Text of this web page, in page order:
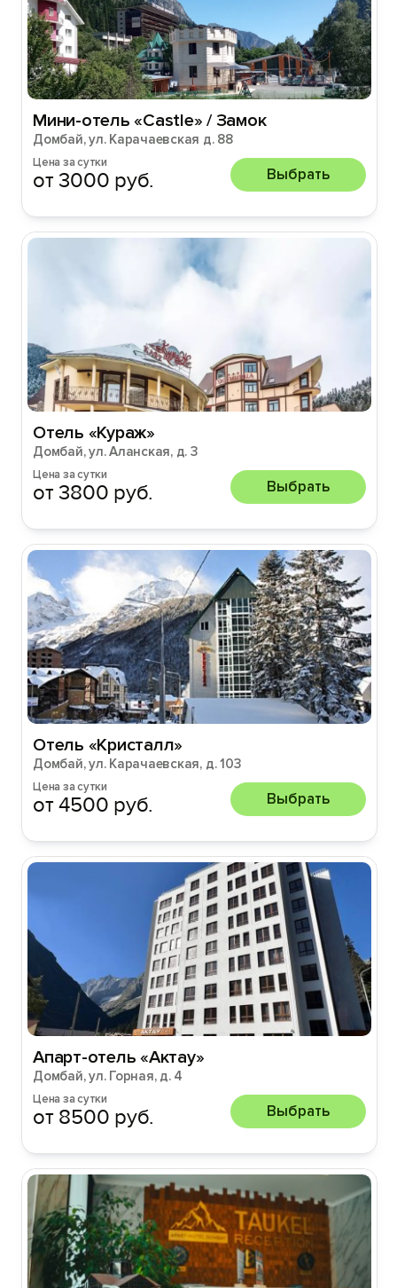
Мини-отель «Castle» / Замок
Домбай, ул. Карачаевская д. 88
Цена за сутки
от 3000 руб. Выбрать
Отель «Кураж»
Домбай, ул. Аланская, д. 3
Цена за сутки
от 3800 руб. Выбрать
Отель «Кристалл»
Домбай, ул. Карачаевская, д. 103
Цена за сутки
от 4500 руб. Выбрать
Апарт-отель «Актау»
Домбай, ул. Горная, д. 4
Цена за сутки
от 8500 руб. Выбрать